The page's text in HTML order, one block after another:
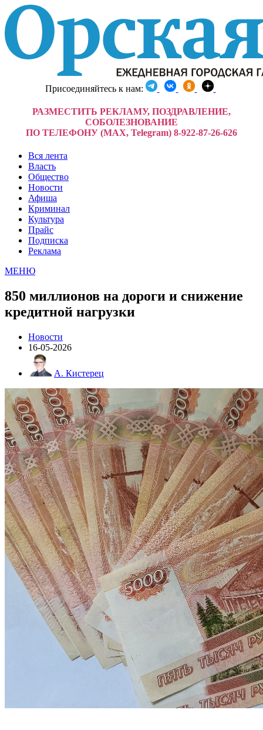
Присоединяйтесь к нам:
РАЗМЕСТИТЬ РЕКЛАМУ, ПОЗДРАВЛЕНИЕ,
СОБОЛЕЗНОВАНИЕ
ПО ТЕЛЕФОНУ (MAX, Telegram) 8-922-87-26-626
Вся лента
Власть
Общество
Новости
Афиша
Криминал
Культура
Прайс
Подписка
Реклама
МЕНЮ
850 миллионов на дороги и снижение
кредитной нагрузки
Новости
16-05-2026
А. Кистерец